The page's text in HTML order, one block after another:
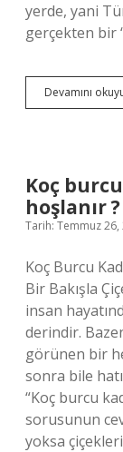
yerde, yani
gerçekten bir
Devamını
Koç
hoşlanır ?
Tarih: Temmuz 26,
Koç Burcu
Bir Bakışla
insan
derindir.
görünen bir
sonra bile
“Koç burcu
sorusunun
yoksa